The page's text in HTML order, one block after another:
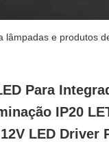
lâmpadas e produtos
Para
IP20
LED Driver